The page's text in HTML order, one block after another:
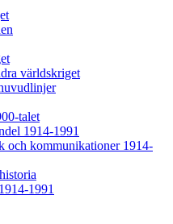
världskriget
talet
1914-1991
och kommunikationer 1914-
1991